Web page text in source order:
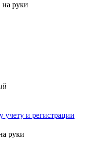
на руки
учету и регистрации
руки